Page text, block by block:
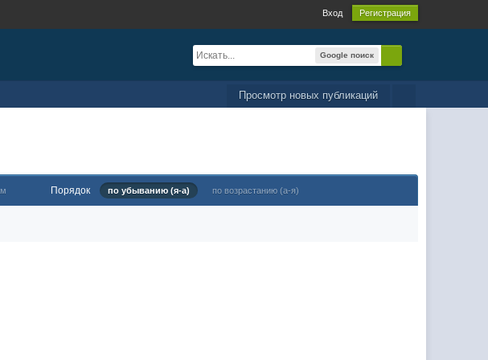
Вход Регистрация
Google поиск
Просмотр новых публикаций
Порядок по убыванию (я-а) по возрастанию (а-я)